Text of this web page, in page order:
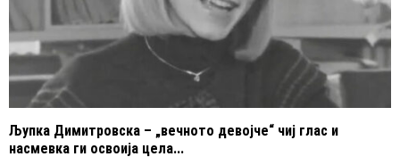
Љупка Димитровска – „вечното девојче“ чиј глас и
насмевка ги освоија цела...